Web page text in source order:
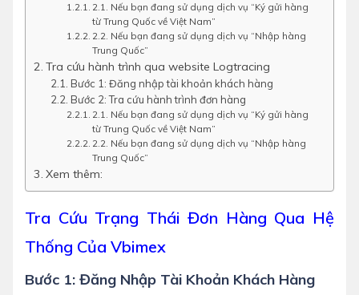
2.1. Nếu bạn đang sử dụng dịch vụ “Ký gửi hàng
từ Trung Quốc về Việt Nam”
2.2. Nếu bạn đang sử dụng dịch vụ “Nhập hàng
Trung Quốc”
Tra cứu hành trình qua website Logtracing
Bước 1: Đăng nhập tài khoản khách hàng
Bước 2: Tra cứu hành trình đơn hàng
2.1. Nếu bạn đang sử dụng dịch vụ “Ký gửi hàng
từ Trung Quốc về Việt Nam”
2.2. Nếu bạn đang sử dụng dịch vụ “Nhập hàng
Trung Quốc”
Xem thêm:
Tra Cứu Trạng Thái Đơn Hàng Qua Hệ
Thống Của Vbimex
Bước 1: Đăng Nhập Tài Khoản Khách Hàng